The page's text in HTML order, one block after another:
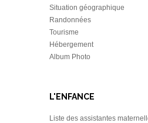
Situation géographique
Randonnées
Tourisme
Hébergement
Album Photo
L'ENFANCE
Liste des assistantes